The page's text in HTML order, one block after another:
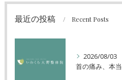
最近の投稿 Recent Posts
2026/08/03